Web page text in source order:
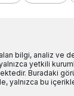
bilgi, analiz ve
yalnızca yetkili
Buradaki
yalnızca bu